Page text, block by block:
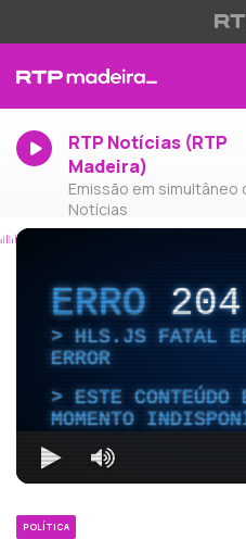
RTP Notícias (RTP
Madeira)
Emissão em simultâneo
Notícias
ERRO204
HLS.JS FATAL
ERROR
ESTE CONTEÚDO
MOMENTO
POLÍTICA